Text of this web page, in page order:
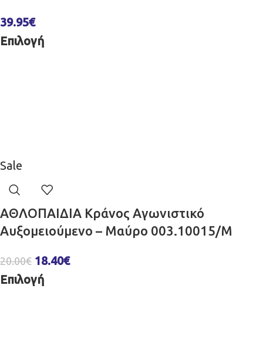
39.95€
Επιλογή
Sale
ΑΘΛΟΠΑΙΔΙΑ Κράνος Aγωνιστικό
Αυξομειούμενο – Μαύρο 003.10015/M
20.00€ 18.40€
Επιλογή